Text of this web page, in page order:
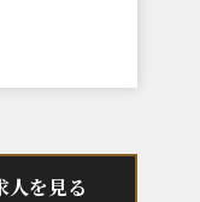
人を見る